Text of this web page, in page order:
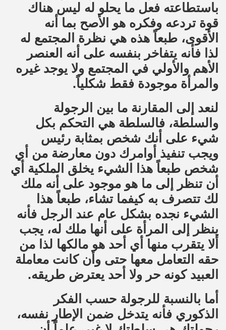
باستطاعته فعل ما يحلو له ليس هناك
قوة تردعه وفكره هو الأصح بما أنه
الأقوى، طبعاً هذه هي نظرة المجتمع له
لذا فأنه يتفاخر بنفسه على أنه العنصر
الأهم والأولي في المجتمع ولا يوجد غيره
والمرأة موجودة فقط شكلياً.
لنعد إلى المقارنة ما بين الرجولة
والسلطة، فالسلطة هي التحكم بكل
شيء على أنك شخص بمثابة رئيس
ويجب تنفيذ أوامرك دون معارضة من أي
شخص طبعاً هذا الشيء يخلق الملكية أي
أن تنظر إلى ما هو موجود على أنه ملك
لك تتصرف به كيفما تشاء، طبعاً هذا
الشيء نجده بشكل عام عند الرجل فأنه
ينظر إلى المرأة على أنها ملك له، يجب
ألا يتقرب منها أي أحد هو مالكها لذا من
حقه التعامل معها حتى وأن كانت معاملة
العبيد كونه حر ولا أحد يعترض طريقه.
أما بالنسبة للرجولة حسب الفكر
الذكوري فأنه يتدخل ضمن الإطار نفسه،